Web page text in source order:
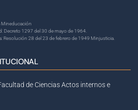
Mineducación
Decreto 1297 del 30 de mayo de 1964.
Resolución 28 del 23 de febrero de 1949 Minjusticia.
de CienciasActos internos e